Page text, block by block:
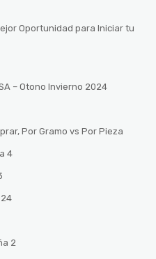
Oportunidad para Iniciar tu
– Otono Invierno 2024
Por Gramo vs Por Pieza
4
2